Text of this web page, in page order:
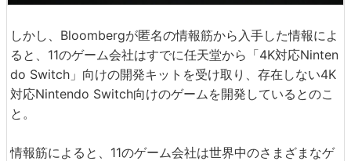
しかし、Bloombergが匿名の情報筋から入手した情報によ
ると、11のゲーム会社はすでに任天堂から「4K対応Ninten
do Switch」向けの開発キットを受け取り、存在しない4K
対応Nintendo Switch向けのゲームを開発しているとのこ
と。
情報筋によると、11のゲーム会社は世界中のさまざまなゲ